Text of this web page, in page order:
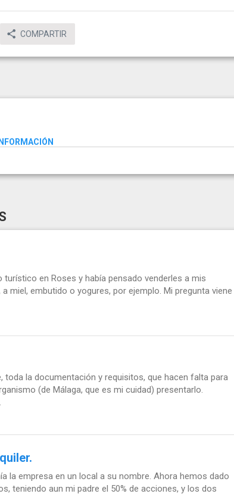
COMPARTIR
en Roses y había pensado venderles a mis
miel, embutido o yogures, por ejemplo. Mi pregunta viene
toda la documentación y requisitos, que hacen falta para
(de Málaga, que es mi cuidad) presentarlo.
la empresa en un local a su nombre. Ahora hemos dado
teniendo aun mi padre el 50% de acciones, y los dos